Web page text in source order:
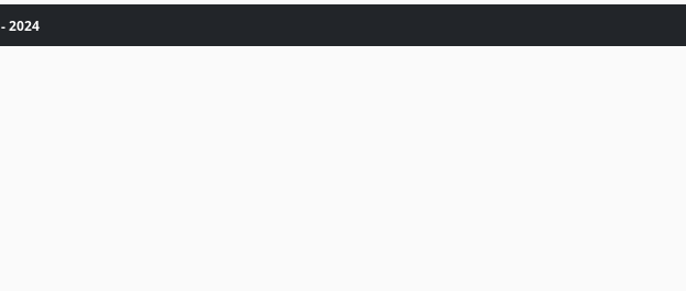
2024